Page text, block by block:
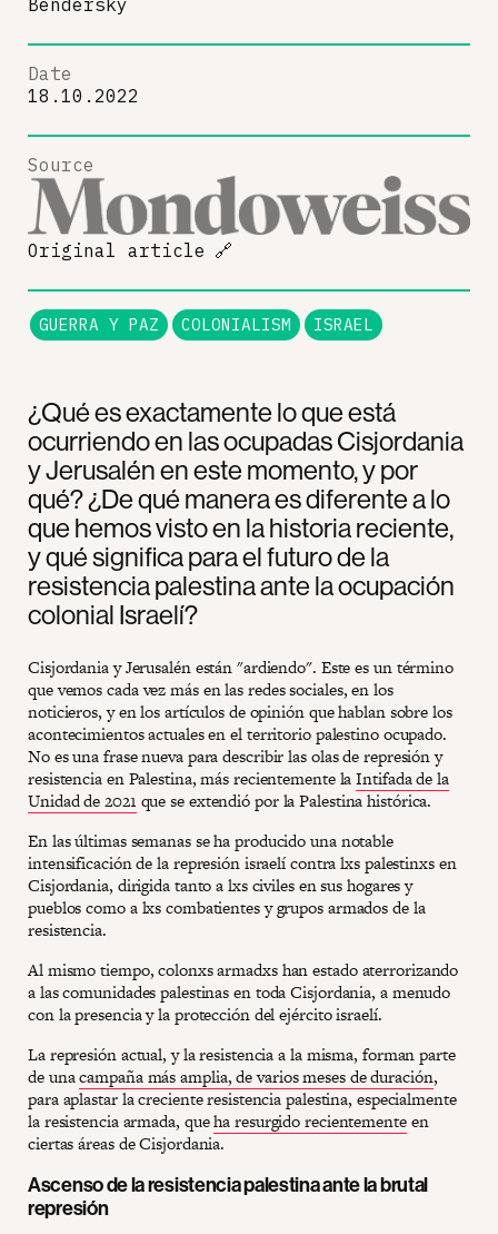
¿Qué es exactamente lo que está
ocurriendo en las ocupadas Cisjordania
y Jerusalén en este momento, y por
qué? ¿De qué manera es diferente a lo
que hemos visto en la historia reciente,
y qué significa para el futuro de la
resistencia palestina ante la ocupación
colonial Israelí?
Cisjordania y Jerusalén están "ardiendo". Este es un término
que vemos cada vez más en las redes sociales, en los
noticieros, y en los artículos de opinión que hablan sobre los
acontecimientos actuales en el territorio palestino ocupado.
No es una frase nueva para describir las olas de represión y
resistencia en Palestina, más recientemente laIntifada de la
Unidad de 2021 que se extendió por la Palestina histórica.
En las últimas semanas se ha producido una notable
intensificación de la represión israelí contra lxs palestinxs en
Cisjordania, dirigida tanto a lxs civiles en sus hogares y
pueblos como a lxs combatientes y grupos armados de la
resistencia.
Al mismo tiempo, colonxs armadxs han estado aterrorizando
a las comunidades palestinas en toda Cisjordania, a menudo
con la presencia y la protección del ejército israelí.
La represión actual, y la resistencia a la misma, forman parte
de unacampaña más amplia, de varios meses de duración,
para aplastar la creciente resistencia palestina, especialmente
la resistencia armada, queha resurgido recientementeen
ciertas áreas de Cisjordania.
Ascenso de la resistencia palestina ante la brutal
represión
Bendersky
Date
18.10.2022
Source
Original article 🔗
GUERRA Y PAZ COLONIALISM ISRAEL